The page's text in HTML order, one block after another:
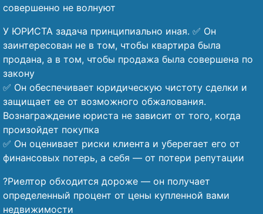
совершенно не волнуют
У ЮРИСТА задача принципиально иная. ✅ Он
заинтересован не в том, чтобы квартира была
продана, а в том, чтобы продажа была совершена по
закону
✅ Он обеспечивает юридическую чистоту сделки и
защищает ее от возможного обжалования.
Вознаграждение юриста не зависит от того, когда
произойдет покупка
✅ Он оценивает риски клиента и уберегает его от
финансовых потерь, а себя — от потери репутации
?Риелтор обходится дороже — он получает
определенный процент от цены купленной вами
недвижимости